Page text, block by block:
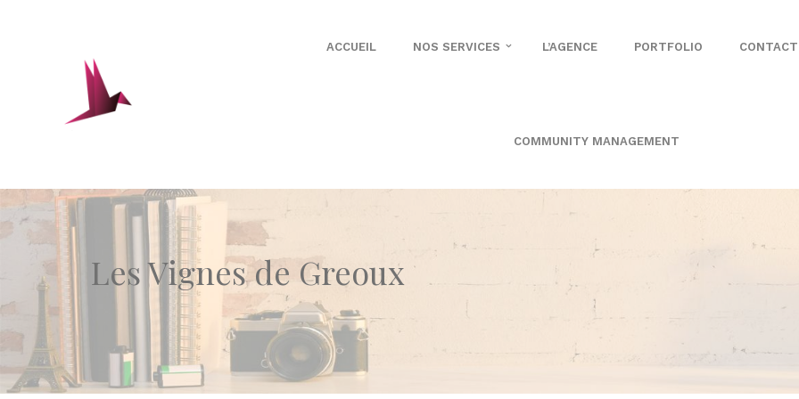
ACCUEIL NOS SERVICES L’AGENCE PORTFOLIO CONTACT
COMMUNITY MANAGEMENT
Les Vignes de Greoux